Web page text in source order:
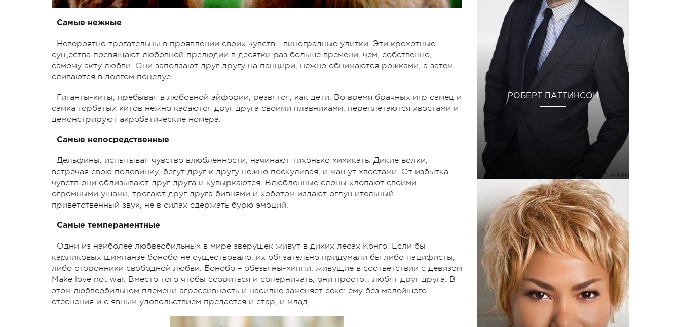
Самые нежные
Невероятно трогательны в проявлении своих чувств… виноградные улитки. Эти крохотные
существа посвящают любовной прелюдии в десятки раз больше времени, чем, собственно,
самому акту любви. Они заползают друг другу на панцири, нежно обнимаются рожками, а затем
сливаются в долгом поцелуе.
Гиганты-киты, пребывая в любовной эйфории, резвятся, как дети. Во время брачных игр самец и
самка горбатых китов нежно касаются друг друга своими плавниками, переплетаются хвостами и
демонстрируют акробатические номера.
Самые непосредственные
Дельфины, испытывая чувство влюбленности, начинают тихонько хихикать. Дикие волки,
встречая свою половинку, бегут друг к другу нежно поскуливая, и машут хвостами. От избытка
чувств они облизывают друг друга и кувыркаются. Влюбленные слоны хлопают своими
огромными ушами, трогают друг друга бивнями и хоботом издают оглушительный
приветственный звук, не в силах сдержать бурю эмоций.
Самые темпераментные
Одни из наиболее любвеобильных в мире зверушек живут в диких лесах Конго. Если бы
карликовых шимпанзе бонобо не существовало, их обязательно придумали бы либо пацифисты,
либо сторонники свободной любви. Бонобо – обезьяны-хиппи, живущие в соответствии с девизом
Make love not war. Вместо того чтобы ссориться и соперничать, они просто… любят друг друга. В
этом любвеобильном племени агрессивность и насилие заменяет секс: ему без малейшего
стеснения и с явным удовольствием предается и стар, и млад.
РОБЕРТ ПАТТИНСОН